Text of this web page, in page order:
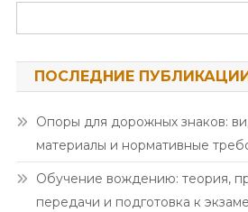
ПОСЛЕДНИЕ
Опоры для дорожных знаков:
материалы и нормативные
Обучение вождению: теория,
передачи и подготовка к